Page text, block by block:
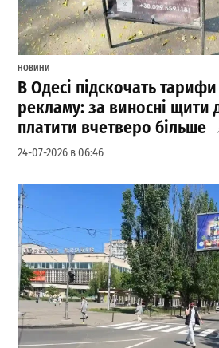
НОВИНИ
В Одесі підскочать
рекламу: за виносні щити
платити вчетверо більше
24-07-2026 в 06:46